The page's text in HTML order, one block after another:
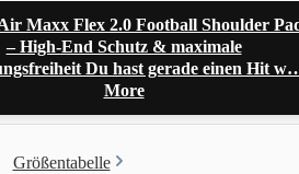
Maxx Flex 2.0 Football Shoulder
– High-End Schutz & maximale
Du hast gerade einen Hit
More
Größentabelle